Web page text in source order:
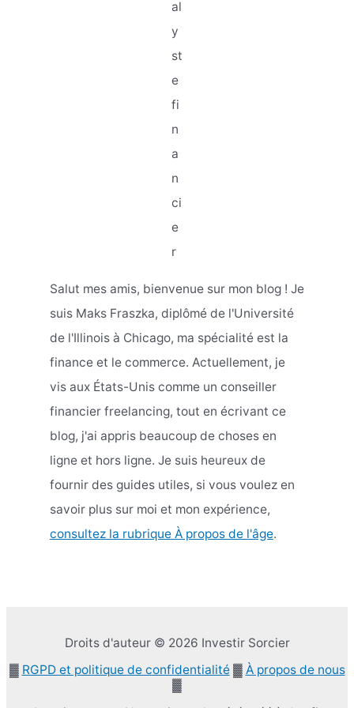
al
y
st
e
fi
n
a
n
ci
e
r
Salut mes amis, bienvenue sur mon blog ! Je
suis Maks Fraszka, diplômé de l'Université
de l'Illinois à Chicago, ma spécialité est la
finance et le commerce. Actuellement, je
vis aux États-Unis comme un conseiller
financier freelancing, tout en écrivant ce
blog, j'ai appris beaucoup de choses en
ligne et hors ligne. Je suis heureux de
fournir des guides utiles, si vous voulez en
savoir plus sur moi et mon expérience,
consultez la rubrique À propos de l'âge.
Droits d'auteur © 2026 Investir Sorcier
▓ RGPD et politique de confidentialité▓ À propos de nous
▓